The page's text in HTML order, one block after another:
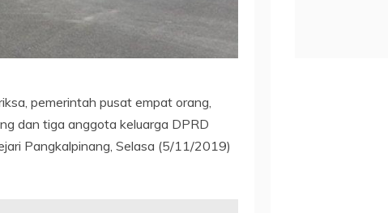
pemerintah pusat empat orang,
dan tiga anggota keluarga DPRD
Pangkalpinang, Selasa (5/11/2019)